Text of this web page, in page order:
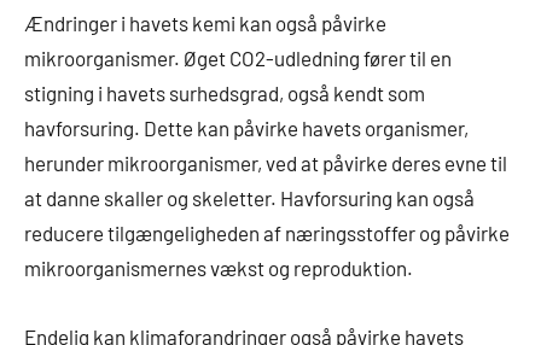
Ændringer i havets kemi kan også påvirke
mikroorganismer. Øget CO2-udledning fører til en
stigning i havets surhedsgrad, også kendt som
havforsuring. Dette kan påvirke havets organismer,
herunder mikroorganismer, ved at påvirke deres evne til
at danne skaller og skeletter. Havforsuring kan også
reducere tilgængeligheden af ​​næringsstoffer og påvirke
mikroorganismernes vækst og reproduktion.
Endelig kan klimaforandringer også påvirke havets